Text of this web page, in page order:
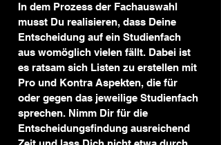
In dem Prozess der Fachauswahl
musst Du realisieren, dass Deine
Entscheidung auf ein Studienfach
aus womöglich vielen fällt. Dabei ist
es ratsam sich Listen zu erstellen mit
Pro und Kontra Aspekten, die für
oder gegen das jeweilige Studienfach
sprechen. Nimm Dir für die
Entscheidungsfindung ausreichend